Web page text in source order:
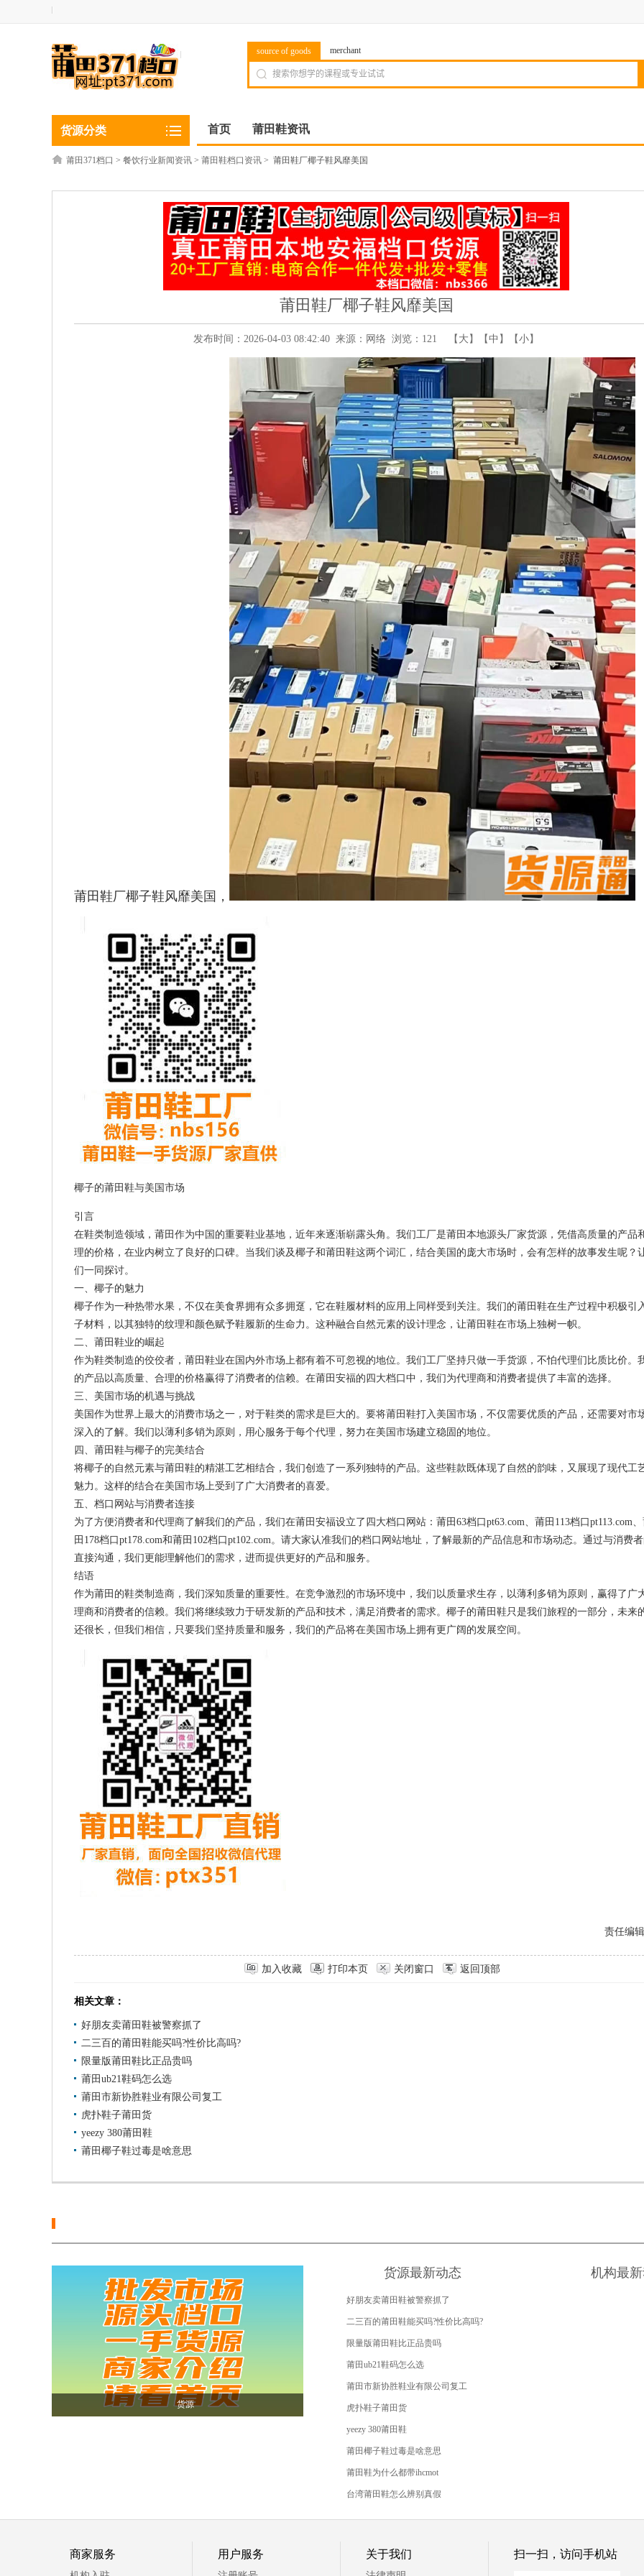
source of goods merchant
货源分类 首页 莆田鞋资讯
莆田371档口 > 餐饮行业新闻资讯 > 莆田鞋档口资讯 > 莆田鞋厂椰子鞋风靡美国
莆田鞋厂椰子鞋风靡美国
发布时间：2026-04-03 08:42:40 来源：网络 浏览： 121 【 大 】【中 】【小】
莆田鞋厂椰子鞋风靡美国 ，
椰子的莆田鞋与美国市场
引言
在鞋类制造领域，莆田作为中国的重要鞋业基地，近年来逐渐崭露头角。我们工厂是莆田本地源头厂家货源，凭借高质量的产品
理的价格，在业内树立了良好的口碑。当我们谈及椰子和莆田鞋这两个词汇，结合美国的庞大市场时，会有怎样的故事发生呢？
们一同探讨。
一、椰子的魅力
椰子作为一种热带水果，不仅在美食界拥有众多拥趸，它在鞋履材料的应用上同样受到关注。我们的莆田鞋在生产过程中积极引
子材料，以其独特的纹理和颜色赋予鞋履新的生命力。这种融合自然元素的设计理念，让莆田鞋在市场上独树一帜。
二、莆田鞋业的崛起
作为鞋类制造的佼佼者，莆田鞋业在国内外市场上都有着不可忽视的地位。我们工厂坚持只做一手货源，不怕代理们比质比价。
的产品以高质量、合理的价格赢得了消费者的信赖。在莆田安福的四大档口中，我们为代理商和消费者提供了丰富的选择。
三、美国市场的机遇与挑战
美国作为世界上最大的消费市场之一，对于鞋类的需求是巨大的。要将莆田鞋打入美国市场，不仅需要优质的产品，还需要对市
深入的了解。我们以薄利多销为原则，用心服务于每个代理，努力在美国市场建立稳固的地位。
四、莆田鞋与椰子的完美结合
将椰子的自然元素与莆田鞋的精湛工艺相结合，我们创造了一系列独特的产品。这些鞋款既体现了自然的韵味，又展现了现代工
魅力。这样的结合在美国市场上受到了广大消费者的喜爱。
五、档口网站与消费者连接
为了方便消费者和代理商了解我们的产品，我们在莆田安福设立了四大档口网站：莆田63档口pt63.com、莆田113档口pt113.com
田178档口pt178.com和莆田102档口pt102.com。请大家认准我们的档口网站地址，了解最新的产品信息和市场动态。通过与消费
直接沟通，我们更能理解他们的需求，进而提供更好的产品和服务。
结语
作为莆田的鞋类制造商，我们深知质量的重要性。在竞争激烈的市场环境中，我们以质量求生存，以薄利多销为原则，赢得了广
理商和消费者的信赖。我们将继续致力于研发新的产品和技术，满足消费者的需求。椰子的莆田鞋只是我们旅程的一部分，未来
还很长，但我们相信，只要我们坚持质量和服务，我们的产品将在美国市场上拥有更广阔的发展空间。
责任编辑
加入收藏 打印本页 关闭窗口 返回顶部
相关文章：
好朋友卖莆田鞋被警察抓了
二三百的莆田鞋能买吗?性价比高吗?
限量版莆田鞋比正品贵吗
莆田ub21鞋码怎么选
莆田市新协胜鞋业有限公司复工
虎扑鞋子莆田货
yeezy 380莆田鞋
莆田椰子鞋过毒是啥意思
货源
货源最新动态
好朋友卖莆田鞋被警察抓了
二三百的莆田鞋能买吗?性价比高吗?
限量版莆田鞋比正品贵吗
莆田ub21鞋码怎么选
莆田市新协胜鞋业有限公司复工
虎扑鞋子莆田货
yeezy 380莆田鞋
莆田椰子鞋过毒是啥意思
莆田鞋为什么都带ihcmot
台湾莆田鞋怎么辨别真假
机构最
商家服务 用户服务 关于我们 扫一扫，访问手机站